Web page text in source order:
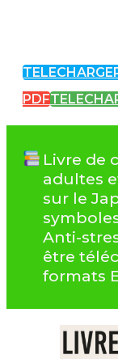
PDF
Livre de
adultes
sur le
Anti-
être
formats